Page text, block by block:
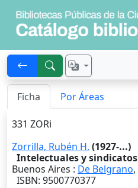
Ficha Por Áreas
331 ZORi
Zorrilla, Rubén H. (1927-...)
Intelectuales y sindicatos
Buenos Aires : De Belgrano,
ISBN: 9500770377